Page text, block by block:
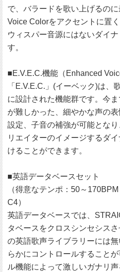
で、バラードを歌い上げるの
Voice Colorをアクセントに置
ウィスパー音源にはないダイ
す。
■E.V.E.C.機能（Enhanced
「E.V.E.C.」(イーベック)は、
に設計された機能群です。今
が難しかった、細やかな声の
設定、子音の補強が可能とな
リエイターのイメージするダ
けることができます。
■英語データベースセット
（得意なテンポ：50～
C4）
英語データベースでは、
タベースをクロスシンセシス
の英語歌声ライブラリーには
らかにコントロールすること
ル機能によって激しいガナリ